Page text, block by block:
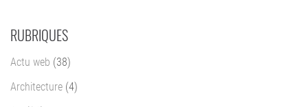
RUBRIQUES
Actu web (38)
Architecture (4)